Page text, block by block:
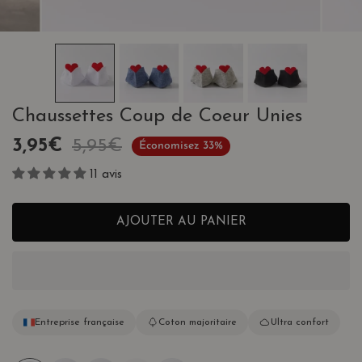
Chaussettes Coup de Coeur Unies
Prix
de
vente
3,95€
Prix
habituel
5,95€ Économisez 33%
11 avis
AJOUTER AU PANIER
Entreprise française Coton majoritaire Ultra confort